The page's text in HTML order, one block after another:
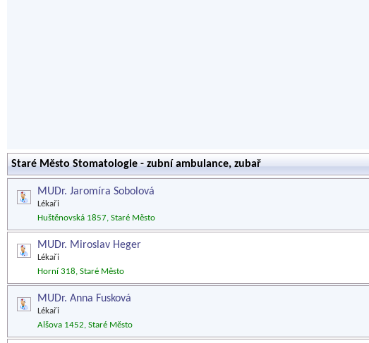
Staré Město Stomatologie - zubní ambulance, zubař
MUDr. Jaromíra Sobolová
Lékaři
Huštěnovská 1857, Staré Město
MUDr. Miroslav Heger
Lékaři
Horní 318, Staré Město
MUDr. Anna Fusková
Lékaři
Alšova 1452, Staré Město